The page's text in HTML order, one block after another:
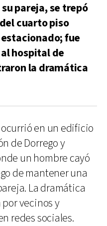
pareja, se trepó
cuarto piso
fue
hospital de
la dramática
en un edificio
de Dorrego y
un hombre cayó
de mantener una
La dramática
vecinos y
redes sociales.